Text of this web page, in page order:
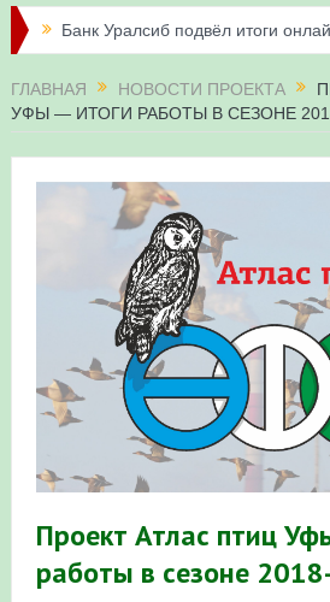
Банк Уралсиб подвёл итоги
Итоги акции «Соловьиные
Три птенца сапсанов Уралсиба
Итоги акции «Весенняя
Республике Башкортостан
«Весенняя перекличка-2026» —
Мероприятие для ребят из
олимпиадного движения «Аврора»
Фотофиксация и осмотр птенцов
Уралсиба в Уфе в 2026 г.
ГЛАВНАЯ НОВОСТИ ПРОЕКТА
УФЫ — ИТОГИ РАБОТЫ В СЕЗОНЕ
Проект Атлас птиц
работы в сезоне